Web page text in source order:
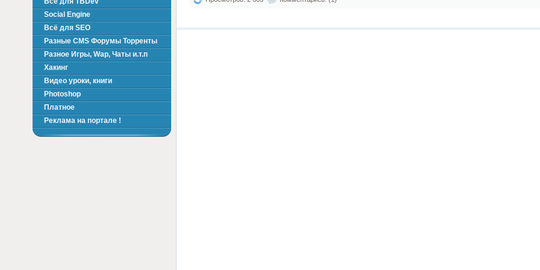
Social Engine
Всё для SEO
Разные CMS Форумы Торренты
Разное Игры, Wap, Чаты и.т.п
Хакинг
Видео уроки, книги
Photoshop
Платное
Реклама на портале !